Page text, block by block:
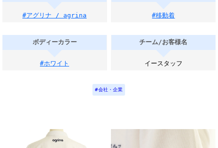
#アグリナ / agrina #移動着
ボディーカラー
#ホワイト
チーム/お客様名
イースタッフ
会社・企業